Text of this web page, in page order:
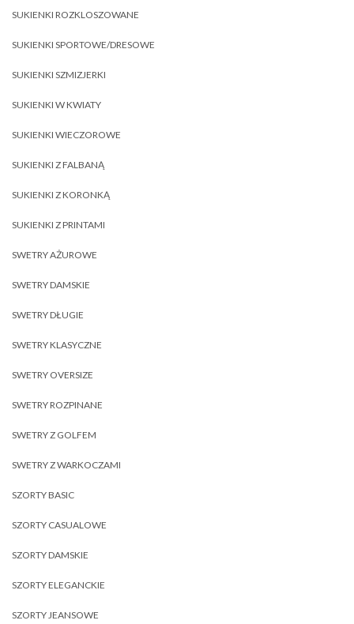
SUKIENKI ROZKLOSZOWANE
SUKIENKI SPORTOWE/DRESOWE
SUKIENKI SZMIZJERKI
SUKIENKI W KWIATY
SUKIENKI WIECZOROWE
SUKIENKI Z FALBANĄ
SUKIENKI Z KORONKĄ
SUKIENKI Z PRINTAMI
SWETRY AŻUROWE
SWETRY DAMSKIE
SWETRY DŁUGIE
SWETRY KLASYCZNE
SWETRY OVERSIZE
SWETRY ROZPINANE
SWETRY Z GOLFEM
SWETRY Z WARKOCZAMI
SZORTY BASIC
SZORTY CASUALOWE
SZORTY DAMSKIE
SZORTY ELEGANCKIE
SZORTY JEANSOWE